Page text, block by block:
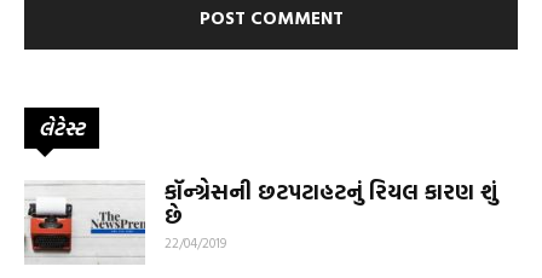
લેટેસ્ટ
કૉન્ગ્રેસની છટપટાહટનું રિયલ કારણ શું
છે
22/04/2019